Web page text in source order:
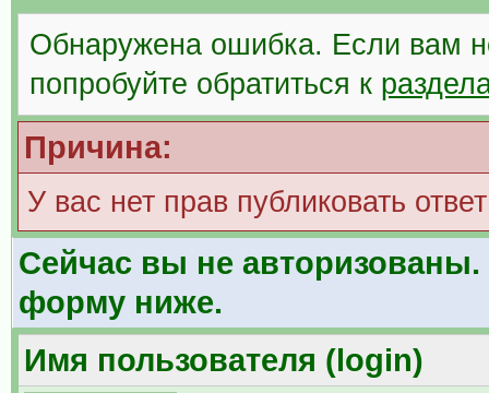
Обнаружена ошибка. Если вам
попробуйте обратиться к
Причина:
У вас нет прав публиковать
Сейчас вы не авторизованы.
форму ниже.
Имя пользователя (login)